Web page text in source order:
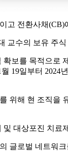
고 전환사채
수의 보유 주
보를 목적으로
19일부터
위해 현 조직을
대상포진 치료
글로벌 네트워